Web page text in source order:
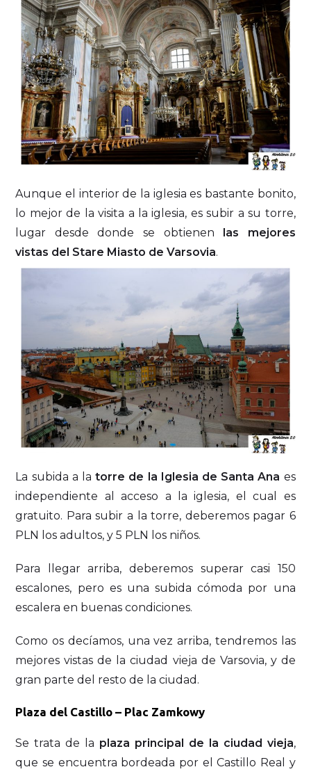
Aunque el interior de la iglesia es bastante bonito,
lo mejor de la visita a la iglesia, es subir a su torre,
lugar desde donde se obtienen
las mejores
vistas del Stare Miasto de Varsovia.
La subida a latorre de la Iglesia de Santa Ana es
independiente al acceso a la iglesia, el cual es
gratuito. Para subir a la torre, deberemos pagar 6
PLN los adultos, y 5 PLN los niños.
Para llegar arriba, deberemos superar casi 150
escalones, pero es una subida cómoda por una
escalera en buenas condiciones.
Como os decíamos, una vez arriba, tendremos las
mejores vistas de la ciudad vieja de Varsovia, y de
gran parte del resto de la ciudad.
Plaza del Castillo – Plac Zamkowy
Se trata de la plaza principal de la ciudad vieja,
que se encuentra bordeada por el Castillo Real y